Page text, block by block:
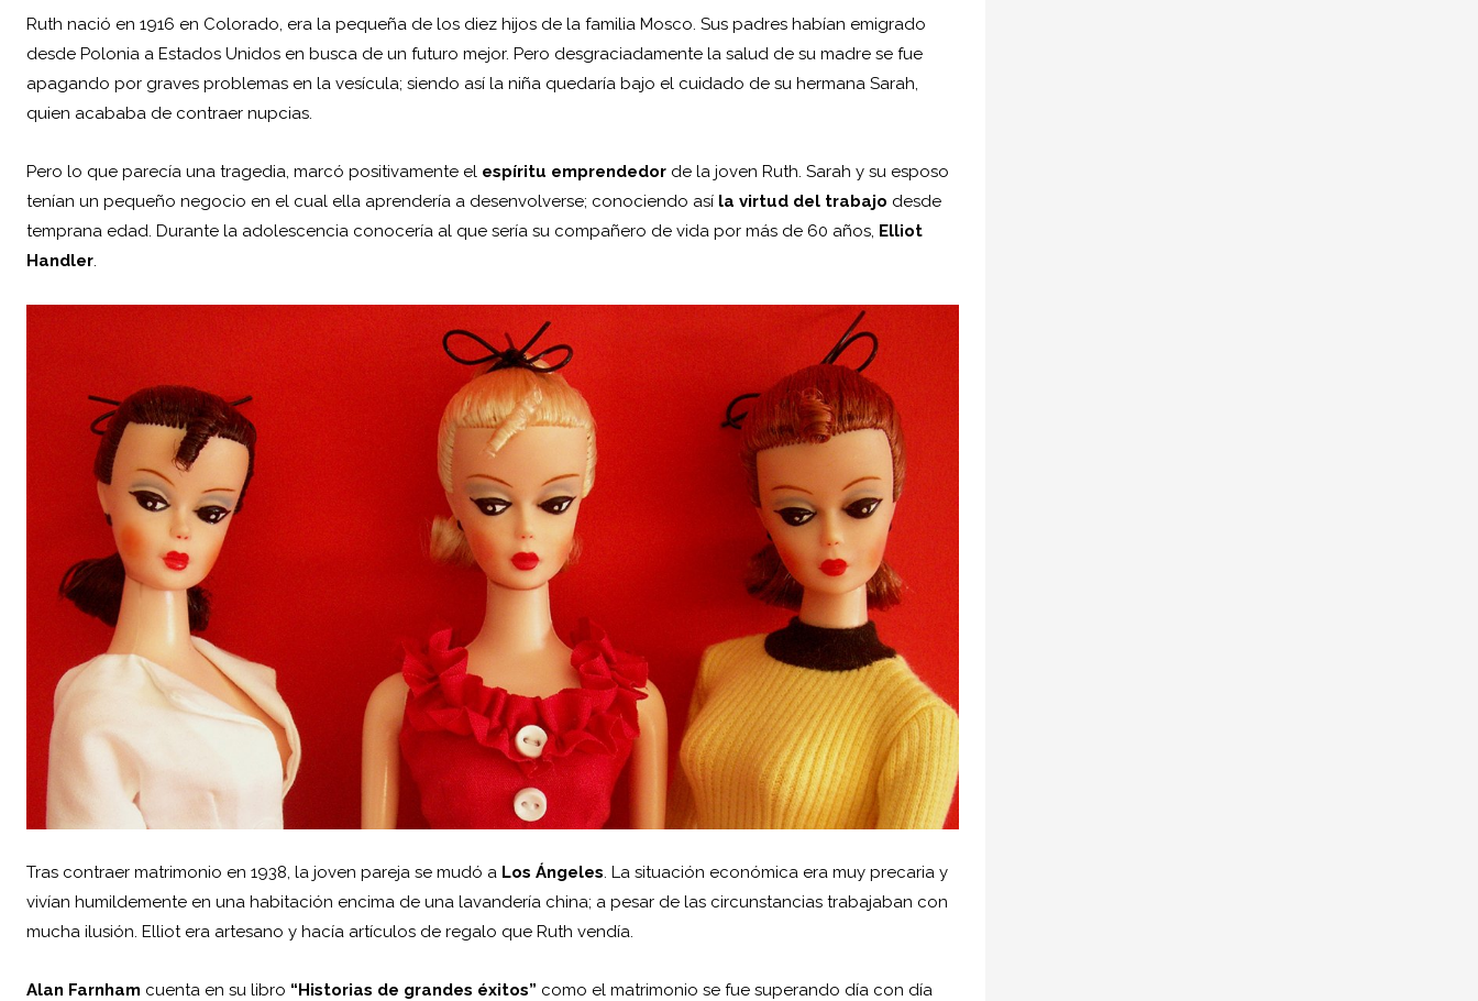
Ruth nació en 1916 en Colorado, era la pequeña de los diez hijos de la familia Mosco. Sus padres habían emigrado
desde Polonia a Estados Unidos en busca de un futuro mejor. Pero desgraciadamente la salud de su madre se fue
apagando por graves problemas en la vesícula; siendo así la niña quedaría bajo el cuidado de su hermana Sarah,
quien acababa de contraer nupcias.
Pero lo que parecía una tragedia, marcó positivamente el espíritu emprendedor de la joven Ruth. Sarah y su esposo
tenían un pequeño negocio en el cual ella aprendería a desenvolverse; conociendo así la virtud del trabajo desde
temprana edad. Durante la adolescencia conocería al que sería su compañero de vida por más de 60 años, Elliot
Handler
Tras contraer matrimonio en 1938, la joven pareja se mudó a Los Ángeles . La situación económica era muy precaria y
vivían humildemente en una habitación encima de una lavandería china; a pesar de las circunstancias trabajaban con
mucha ilusión. Elliot era artesano y hacía artículos de regalo que Ruth vendía.
Alan Farnham cuenta en su libro “Historias de grandes éxitos” como el matrimonio se fue superando día con día